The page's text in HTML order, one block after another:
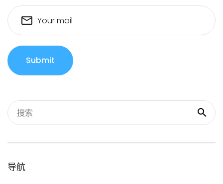
Your mail
Submit
导航